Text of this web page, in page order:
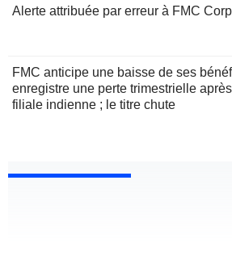
Alerte attribuée par erreur à FMC
FMC anticipe une baisse de ses
enregistre une perte trimestrielle
filiale indienne ; le titre chute